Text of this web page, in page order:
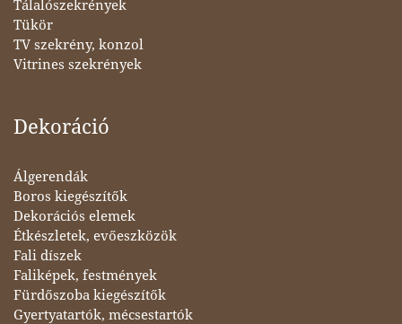
Tálalószekrények
Tükör
TV szekrény, konzol
Vitrines szekrények
Dekoráció
Álgerendák
Boros kiegészítők
Dekorációs elemek
Étkészletek, evőeszközök
Fali díszek
Faliképek, festmények
Fürdőszoba kiegészítők
Gyertyatartók, mécsestartók